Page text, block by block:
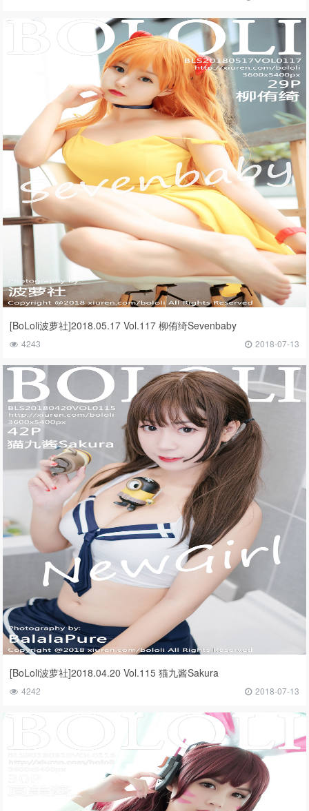
[BoLoli波萝社]2018.05.17 Vol.117 柳侑绮Sevenbaby
4243 2018-07-13
[BoLoli波萝社]2018.04.20 Vol.115 猫九酱Sakura
4242 2018-07-13